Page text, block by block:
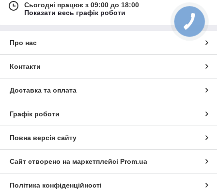
Сьогодні працює з 09:00 до 18:00
Показати весь графік роботи
Про нас
Контакти
Доставка та оплата
Графік роботи
Повна версія сайту
Сайт створено на маркетплейсі Prom.ua
Політика конфіденційності